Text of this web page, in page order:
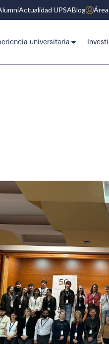
Actualidad UPSABlog
universitaria